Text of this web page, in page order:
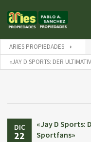
ARIES PROPIEDADES
«JAY D SPORTS: DER
DIC
22
«Jay D Sports:
Sportfans»